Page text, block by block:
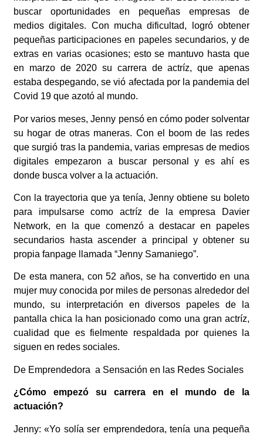
buscar oportunidades en pequeñas empresas de
medios digitales. Con mucha dificultad, logró obtener
pequeñas participaciones en papeles secundarios, y de
extras en varias ocasiones; esto se mantuvo hasta que
en marzo de 2020 su carrera de actríz, que apenas
estaba despegando, se vió afectada por la pandemia del
Covid 19 que azotó al mundo.
Por varios meses, Jenny pensó en cómo poder solventar
su hogar de otras maneras. Con el
boom de las redes
que surgió tras la pandemia, varias empresas de medios
digitales empezaron a buscar personal y es ahí es
donde busca volver a la actuación.
Con la trayectoria que ya tenía, Jenny obtiene su boleto
para impulsarse como actríz de laempresa Davier
Network, en la que comenzó a destacar en papeles
secundarios hasta ascendera principal y obtener su
propia fanpage llamada “Jenny Samaniego”.
De esta manera, con 52 años, se ha convertido en una
mujer muy conocida por miles de personas alrededor del
mundo, su interpretación en diversos papeles de la
pantalla chica la han posicionado como una gran actríz,
cualidad que es fielmente respaldada por quienes la
siguen en redes sociales.
De Emprendedora a Sensación en las Redes Sociales
¿Cómo empezó su carrera en el mundo de la
actuación?
Jenny: «Yo solía ser emprendedora,tenía una pequeña